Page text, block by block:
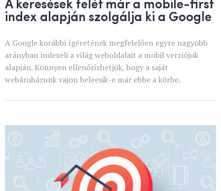
index alapján szolgálja ki a Google
A Google korábbi ígéretének megfelelően egyre nagyobb
arányban indexeli a világ weboldalait a mobil verziójuk
alapján. Könnyen ellenőrizhetjük, hogy a saját
webáruházunk vajon beleesik-e már ebbe a körbe.